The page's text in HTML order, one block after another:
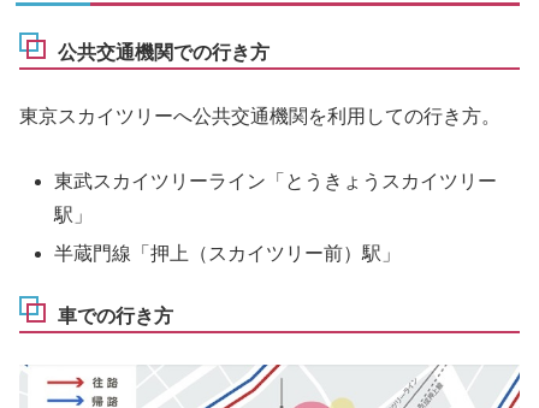
公共交通機関での行き方
東京スカイツリーへ公共交通機関を利用しての行き方。
東武スカイツリーライン「とうきょうスカイツリー
駅」
半蔵門線「押上（スカイツリー前）駅」
車での行き方